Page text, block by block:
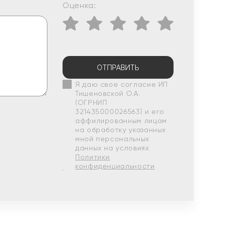
Оценка:
ОТПРАВИТЬ
Я даю свое согласие ИП
Тишеновской О.А.
(ОГРНИП
321435000026563) и его
аффилированным лицам
на обработку указанных
мной персональных
данных на условиях
Политики
конфиденциальности